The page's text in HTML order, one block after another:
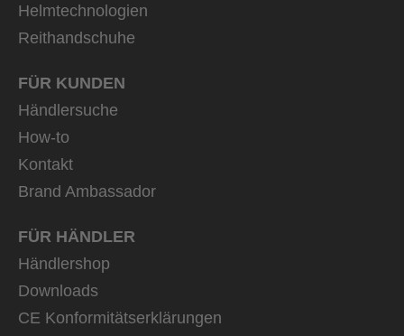
Helmtechnologien
Reithandschuhe
FÜR KUNDEN
Händlersuche
How-to
Kontakt
Brand Ambassador
FÜR HÄNDLER
Händlershop
Downloads
CE Konformitätserklärungen